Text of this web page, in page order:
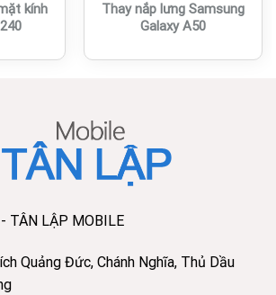
kính
Thay nắp lưng Samsung
Galaxy A50
TÂN LẬP MOBILE
Quảng Đức, Chánh Nghĩa, Thủ Dầu